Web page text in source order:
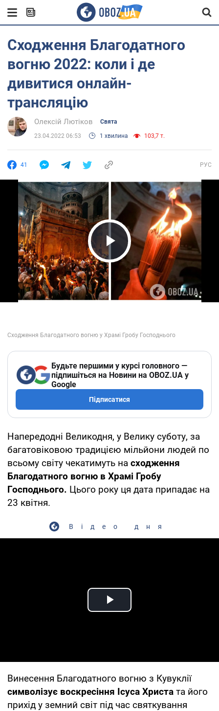
Сходження Благодатного
вогню 2022: коли і де
дивитися онлайн-
трансляцію
Олексій Лютіков Свята
23.04.2022 06:53 1 хвилина 103,7 т.
41 РУС
Play Video
Будьте першими у курсі головного —
підпишіться на Новини на OBOZ.UA у
Google
Підписатися
Напередодні Великодня, у Велику суботу, за
багатовіковою традицією мільйони людей по
всьому світу чекатимуть на сходження
Благодатного вогню в Храмі Гробу
Господнього. Цього року ця дата припадає на
23 квітня.
Відео дня
Play Video
Винесення Благодатного вогню з Кувуклії
символізує воскресіння Ісуса Христа та його
прихід у земний світ під час святкування